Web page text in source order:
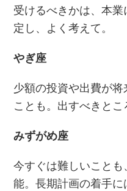
受けるべきかは、本
定し、よく考えて。
やぎ座
少額の投資や出費が
ことも。出すべきとこ
みずがめ座
今すぐは難しいこと
能。長期計画の着手に